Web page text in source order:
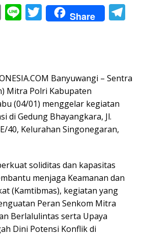
Pr Li T
w
Share
a
Banyuwangi – Sentra
Mitra Polri Kabupaten
(04/01) menggelar kegiatan
di Gedung Bhayangkara, Jl.
40, Kelurahan Singonegaran,
soliditas dan kapasitas
menjaga Keamanan dan
(Kamtibmas), kegiatan yang
Peran Senkom Mitra
Berlalulintas serta Upaya
Dini Potensi Konflik di